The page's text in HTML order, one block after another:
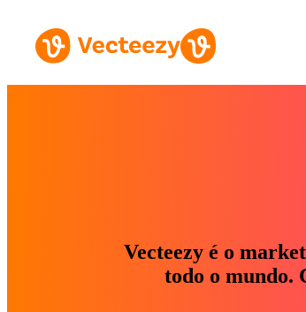
Vecteezy é o
todo o mundo.